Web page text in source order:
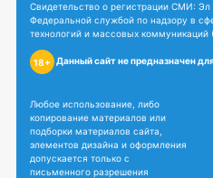
Свидетельство о регистрации СМИ:
Федеральной службой по надзору в
технологий и массовых коммуникаций
18+ Данный сайт не предназначен
Любое использование, либо
копирование материалов или
подборки материалов сайта,
элементов дизайна и оформления
допускается только с
письменного разрешения